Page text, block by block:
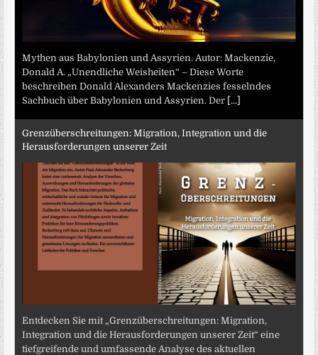
Mythen aus Babylonien und Assyrien. Autor: Mackenzie,
Donald A. „Unendliche Weisheiten“ – Diese Worte
beschreiben Donald Alexanders Mackenzies fesselndes
Sachbuch über Babylonien und Assyrien. Der [...]
Grenzüberschreitungen: Migration, Integration und die
Herausforderungen unserer Zeit
Entdecken Sie mit „Grenzüberschreitungen: Migration,
Integration und die Herausforderungen unserer Zeit“ eine
tiefgreifende und umfassende Analyse des aktuellen